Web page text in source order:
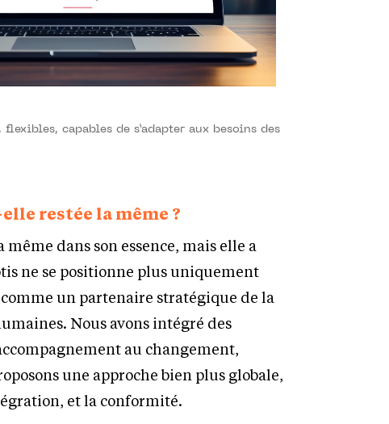
capables de s’adapter aux besoins des
restée la même ?
dans son essence, mais elle a
ne se positionne plus uniquement
un partenaire stratégique de la
Nous avons intégré des
au changement,
une approche bien plus globale,
et la conformité.